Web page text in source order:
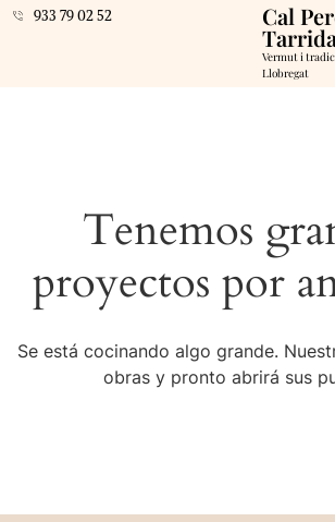
933 79 02 52 Cal
Tarrida
Vermut i
Llobregat
Tenemos
proyectos por
Se está cocinando algo grande.
obras y pronto abrirá sus